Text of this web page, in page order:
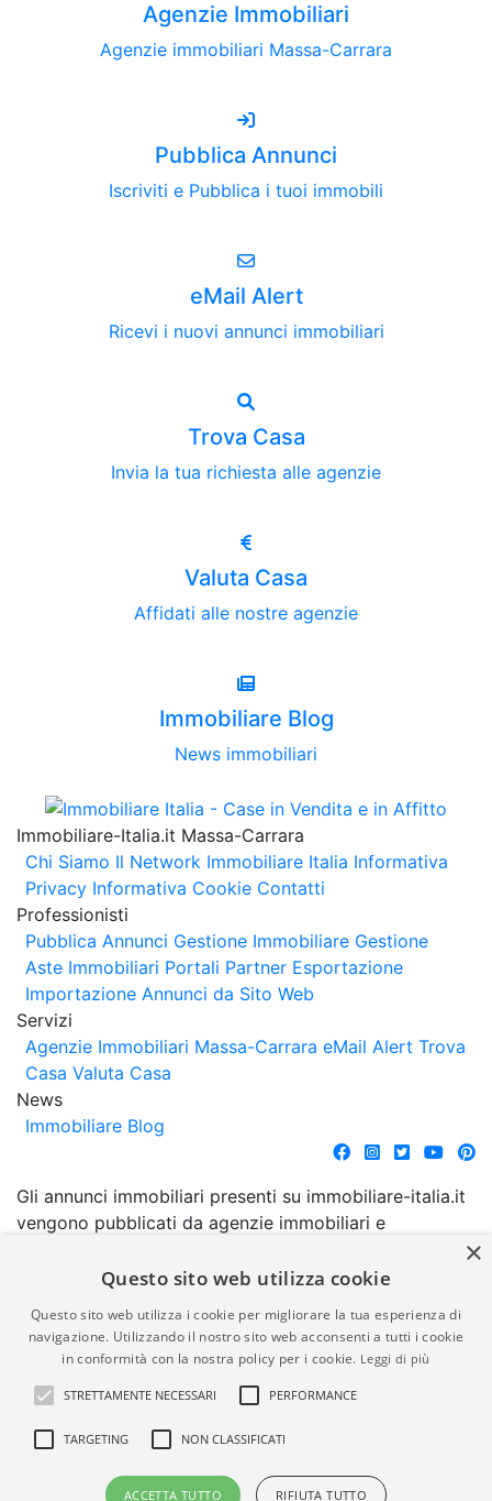
Agenzie Immobiliari
Agenzie immobiliari Massa-Carrara
Pubblica Annunci
Iscriviti e Pubblica i tuoi immobili
eMail Alert
Ricevi i nuovi annunci immobiliari
Trova Casa
Invia la tua richiesta alle agenzie
Valuta Casa
Affidati alle nostre agenzie
Immobiliare Blog
News immobiliari
Immobiliare-Italia.it Massa-Carrara
Chi Siamo Il Network Immobiliare Italia Informativa
Privacy Informativa Cookie Contatti
Professionisti
Pubblica Annunci Gestione Immobiliare Gestione
Aste Immobiliari Portali Partner Esportazione
Importazione Annunci da Sito Web
Servizi
Agenzie Immobiliari Massa-Carrara eMail Alert Trova
Casa Valuta Casa
News
Immobiliare Blog
Gli annunci immobiliari presenti su immobiliare-italia.it
vengono pubblicati da agenzie immobiliari e
comporta l'approvazione o l'avallo da parte di
garanzia da parte di quest'ultima. immobiliare-italia.it
quindi non è responsabile della veridicità, della
correttezza, della completezza, della normativa in
materia di privacy e/o di alcun altro aspetto dei
suddetti annunci.
© Copyright 2007 - 2026
Powered by
×
Questo sito web utilizza cookie
Questo sito web utilizza i cookie per migliorare la tua esperienza di
navigazione. Utilizzando il nostro sito web acconsenti a tutti i cookie
in conformità con la nostra policy per i cookie. Leggi di più
STRETTAMENTE NECESSARI PERFORMANCE
TARGETING NON CLASSIFICATI
ACCETTA TUTTO RIFIUTA TUTTO